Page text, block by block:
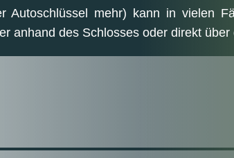
Autoschlüssel mehr) kann in vielen
anhand des Schlosses oder direkt